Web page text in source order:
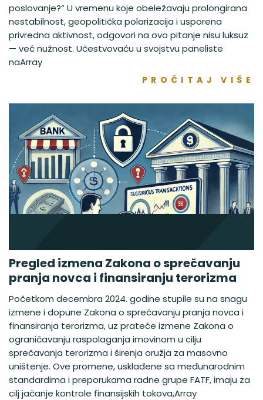
poslovanje?“ U vremenu koje obeležavaju prolongirana
nestabilnost, geopolitička polarizacija i usporena
privredna aktivnost, odgovori na ovo pitanje nisu luksuz
— već nužnost. Učestvovaću u svojstvu paneliste
naArray
PROČITAJ VIŠE
Pregled izmena Zakona o sprečavanju
pranja novca i finansiranju terorizma
Početkom decembra 2024. godine stupile su na snagu
izmene i dopune Zakona o sprečavanju pranja novca i
finansiranja terorizma, uz prateće izmene Zakona o
ograničavanju raspolaganja imovinom u cilju
sprečavanja terorizma i širenja oružja za masovno
uništenje. Ove promene, usklađene sa međunarodnim
standardima i preporukama radne grupe FATF, imaju za
cilj jačanje kontrole finansijskih tokova,Array